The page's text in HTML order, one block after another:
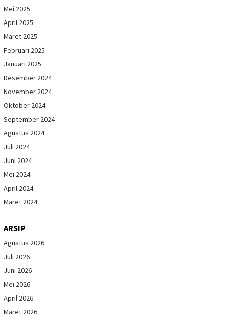
Mei 2025
April 2025
Maret 2025
Februari 2025
Januari 2025
Desember 2024
November 2024
Oktober 2024
September 2024
Agustus 2024
Juli 2024
Juni 2024
Mei 2024
April 2024
Maret 2024
ARSIP
Agustus 2026
Juli 2026
Juni 2026
Mei 2026
April 2026
Maret 2026